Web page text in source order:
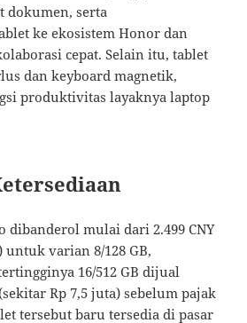
dokumen, serta
ke ekosistem Honor dan
cepat. Selain itu, tablet
dan keyboard magnetik,
produktivitas layaknya laptop
dibanderol mulai dari 2.499 CNY
untuk varian 8/128 GB,
16/512 GB dijual
Rp 7,5 juta) sebelum pajak
tersebut baru tersedia di pasar